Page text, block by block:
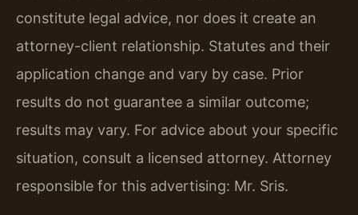
constitute legal advice, nor does it create an
attorney-client relationship. Statutes and their
application change and vary by case. Prior
results do not guarantee a similar outcome;
results may vary. For advice about your specific
situation, consult a licensed attorney. Attorney
responsible for this advertising: Mr. Sris.